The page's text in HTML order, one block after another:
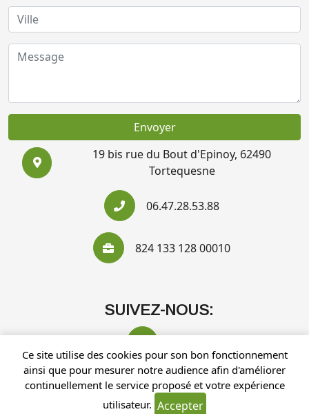
Envoyer
19 bis rue du Bout d'Epinoy, 62490
Tortequesne
06.47.28.53.88
824 133 128 00010
SUIVEZ-NOUS:
Recherches fréquentes
Ce site utilise des cookies pour son bon fonctionnement
ainsi que pour mesurer notre audience afin d'améliorer
continuellement le service proposé et votre expérience
utilisateur. Accepter